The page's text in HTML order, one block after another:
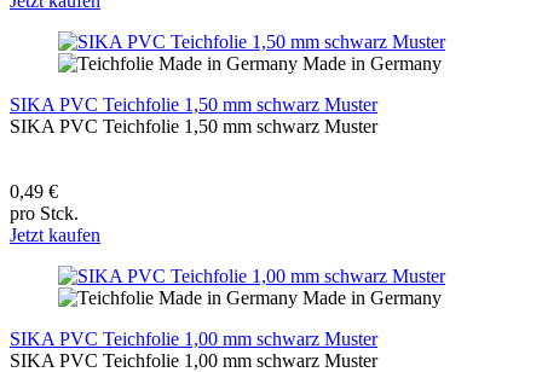
Made in Germany
SIKA PVC Teichfolie 1,50 mm schwarz Muster
SIKA PVC Teichfolie 1,50 mm schwarz Muster
0,49 €
pro Stck.
Jetzt kaufen
Made in Germany
SIKA PVC Teichfolie 1,00 mm schwarz Muster
SIKA PVC Teichfolie 1,00 mm schwarz Muster